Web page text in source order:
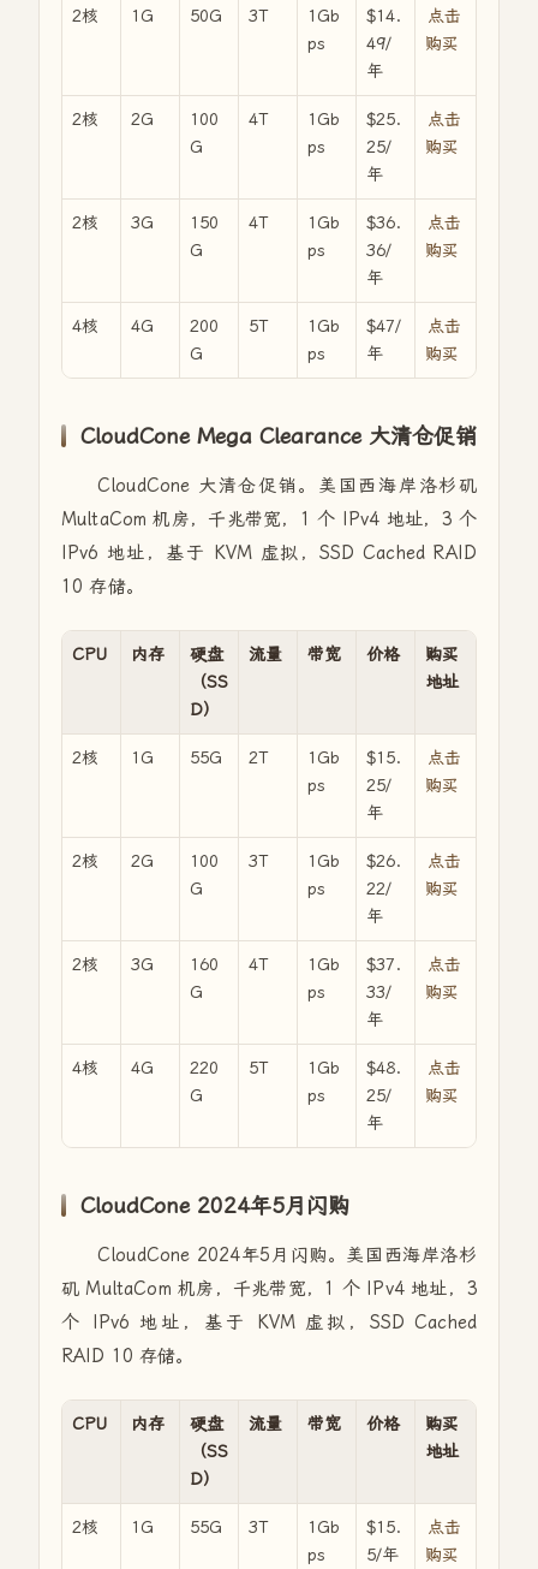
2核 1G 50G 3T
1Gb
ps
$14.
49/
年
点击
购买
2核 2G
100
G
4T
1Gb
ps
$25.
25/
年
点击
购买
2核 3G
150
G
4T
1Gb
ps
$36.
36/
年
点击
购买
4核 4G
200
G
5T
1Gb
ps
$47/
年
点击
购买
CloudCone Mega Clearance 大清仓促销
CloudCone 大清仓促销。美国西海岸洛杉矶
MultaCom 机房，千兆带宽，1 个 IPv4 地址，3 个
IPv6 地址，基于 KVM 虚拟，SSD Cached RAID
10 存储。
CPU 内存
硬盘
（SS
D）
流量 带宽 价格
购买
地址
2核 1G 55G 2T
1Gb
ps
$15.
25/
年
点击
购买
2核 2G
100
G
3T
1Gb
ps
$26.
22/
年
点击
购买
2核 3G
160
G
4T
1Gb
ps
$37.
33/
年
点击
购买
4核 4G
220
G
5T
1Gb
ps
$48.
25/
年
点击
购买
CloudCone 2024年5月闪购
CloudCone 2024年5月闪购。美国西海岸洛杉
矶 MultaCom 机房，千兆带宽，1 个 IPv4 地址，3
个 IPv6 地址，基于 KVM 虚拟，SSD Cached
RAID 10 存储。
CPU 内存
硬盘
（SS
D）
流量 带宽 价格
购买
地址
2核 1G 55G 3T
1Gb
ps
$15.
5/年
点击
购买